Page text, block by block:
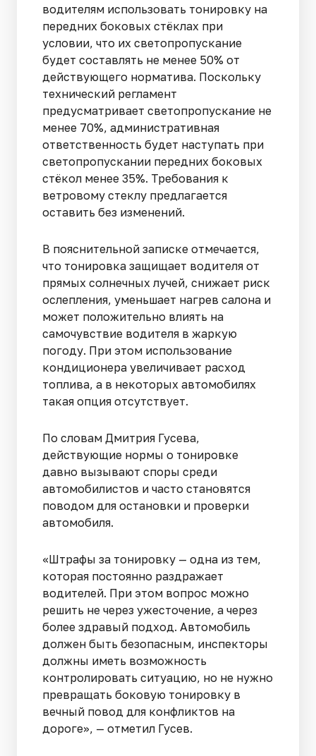
водителям использовать тонировку на
передних боковых стёклах при
условии, что их светопропускание
будет составлять не менее 50% от
действующего норматива. Поскольку
технический регламент
предусматривает светопропускание не
менее 70%, административная
ответственность будет наступать при
светопропускании передних боковых
стёкол менее 35%. Требования к
ветровому стеклу предлагается
оставить без изменений.
В пояснительной записке отмечается,
что тонировка защищает водителя от
прямых солнечных лучей, снижает риск
ослепления, уменьшает нагрев салона и
может положительно влиять на
самочувствие водителя в жаркую
погоду. При этом использование
кондиционера увеличивает расход
топлива, а в некоторых автомобилях
такая опция отсутствует.
По словам Дмитрия Гусева,
действующие нормы о тонировке
давно вызывают споры среди
автомобилистов и часто становятся
поводом для остановки и проверки
автомобиля.
«Штрафы за тонировку — одна из тем,
которая постоянно раздражает
водителей. При этом вопрос можно
решить не через ужесточение, а через
более здравый подход. Автомобиль
должен быть безопасным, инспекторы
должны иметь возможность
контролировать ситуацию, но не нужно
превращать боковую тонировку в
вечный повод для конфликтов на
дороге», — отметил Гусев.